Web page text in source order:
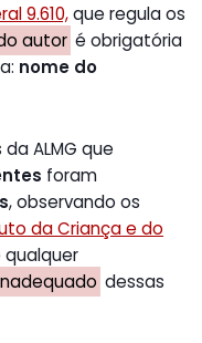
9.610,que regula os
autor é obrigatória
nome do
ALMG que
foram
, observando os
da Criança e do
qualquer
dessas